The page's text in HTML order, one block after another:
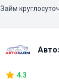
Займ
4.3